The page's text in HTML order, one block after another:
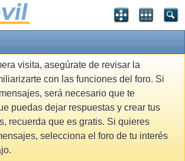
visita, asegúrate de revisar la
con las funciones del foro. Si
será necesario que te
puedas dejar respuestas y crear tus
recuerda que es gratis. Si quieres
selecciona el foro de tu interés